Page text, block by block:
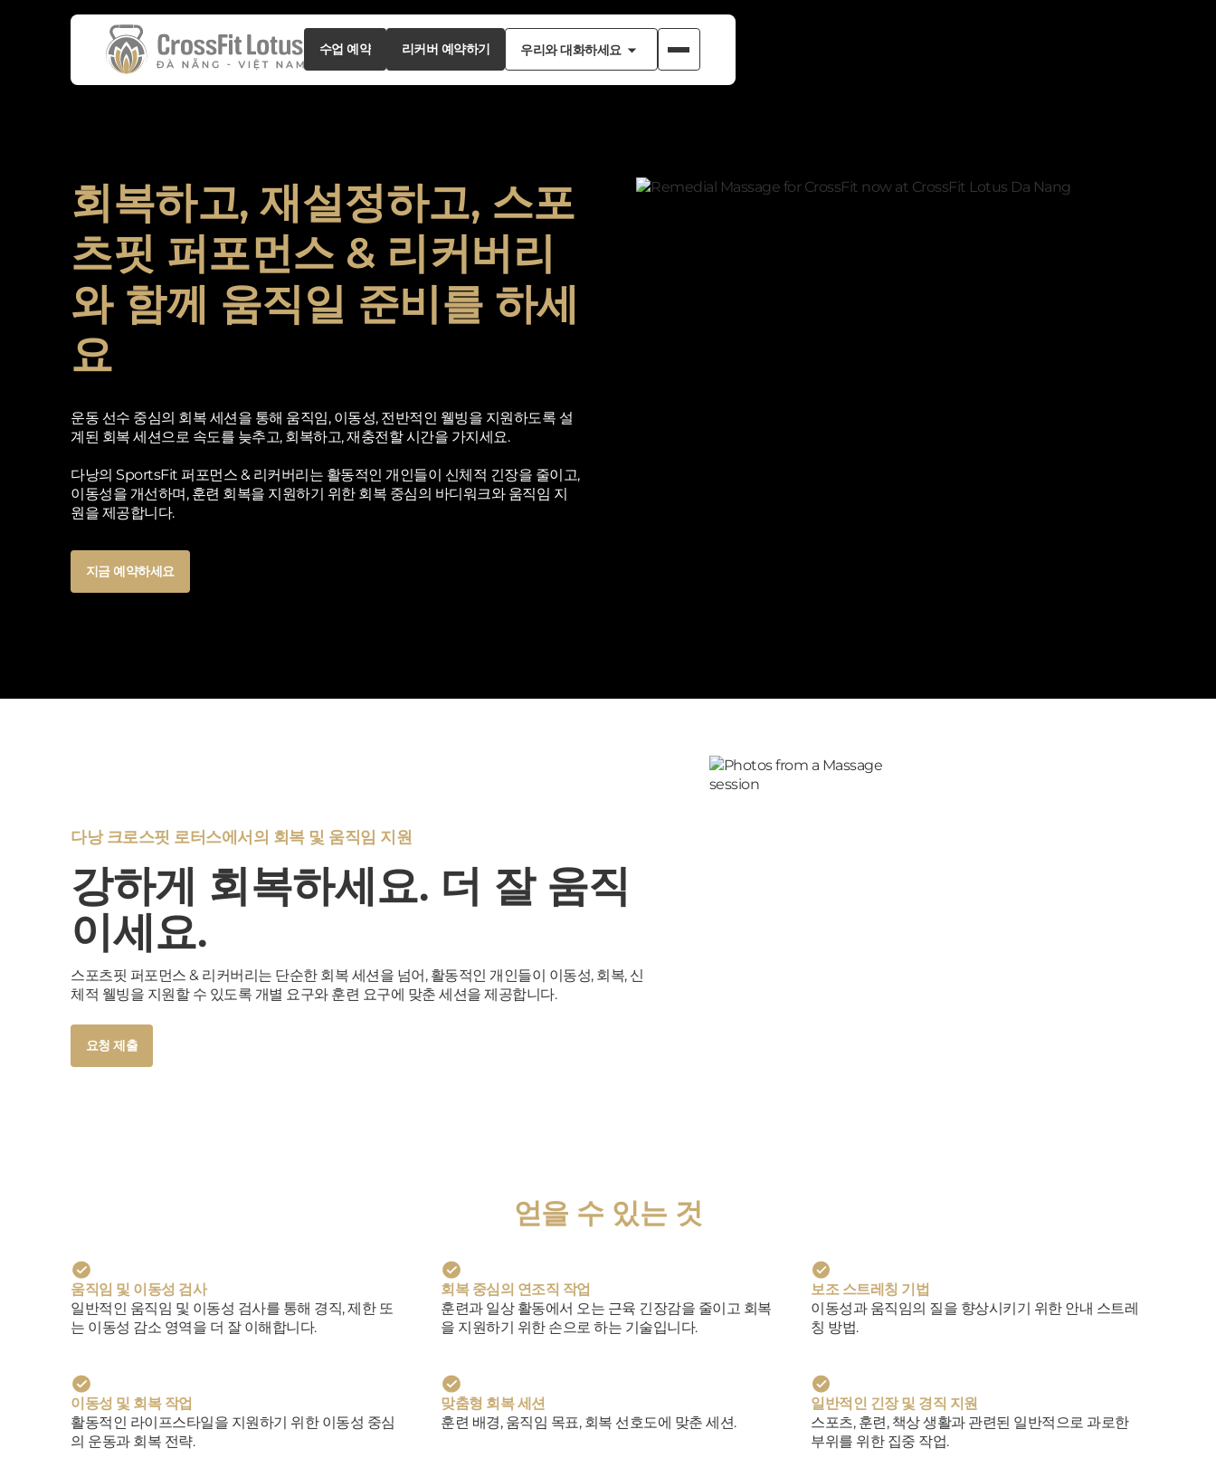
Button
Text
Button
Text
수업 예약
수업 예약
Button
Text
Button
Text
리커버 예약하기
리커버 예약하기
Button
Text
Button
Text
우리와 대화하세요
우리와 채팅하세요
회복하고, 재설정하고, 스포
츠핏 퍼포먼스 & 리커버리
와 함께 움직일 준비를 하세
요
운동 선수 중심의 회복 세션을 통해 움직임, 이동성, 전반적인 웰빙을 지원하도록 설
계된 회복 세션으로 속도를 늦추고, 회복하고, 재충전할 시간을 가지세요.
다낭의 SportsFit 퍼포먼스 & 리커버리는 활동적인 개인들이 신체적 긴장을 줄이고,
이동성을 개선하며, 훈련 회복을 지원하기 위한 회복 중심의 바디워크와 움직임 지
원을 제공합니다.
Button
Text
Button
지금 예약하세요
지금 예약하세요
다낭 크로스핏 로터스에서의 회복 및 움직임 지원
강하게 회복하세요. 더 잘 움직
이세요.
스포츠핏 퍼포먼스 & 리커버리는 단순한 회복 세션을 넘어, 활동적인 개인들이 이동성, 회복, 신
체적 웰빙을 지원할 수 있도록 개별 요구와 훈련 요구에 맞춘 세션을 제공합니다.
Button
Button
요청 제출
요청 제출
얻을 수 있는 것
움직임 및 이동성 검사
일반적인 움직임 및 이동성 검사를 통해 경직, 제한 또
는 이동성 감소 영역을 더 잘 이해합니다.
회복 중심의 연조직 작업
훈련과 일상 활동에서 오는 근육 긴장감을 줄이고 회복
을 지원하기 위한 손으로 하는 기술입니다.
보조 스트레칭 기법
이동성과 움직임의 질을 향상시키기 위한 안내 스트레
칭 방법.
이동성 및 회복 작업
활동적인 라이프스타일을 지원하기 위한 이동성 중심
의 운동과 회복 전략.
맞춤형 회복 세션
훈련 배경, 움직임 목표, 회복 선호도에 맞춘 세션.
일반적인 긴장 및 경직 지원
스포츠, 훈련, 책상 생활과 관련된 일반적으로 과로한
부위를 위한 집중 작업.